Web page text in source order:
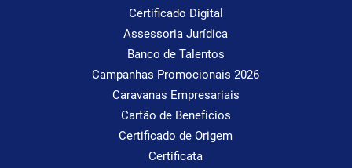
Certificado Digital
Assessoria Jurídica
Banco de Talentos
Campanhas Promocionais 2026
Caravanas Empresariais
Cartão de Benefícios
Certificado de Origem
Certificata